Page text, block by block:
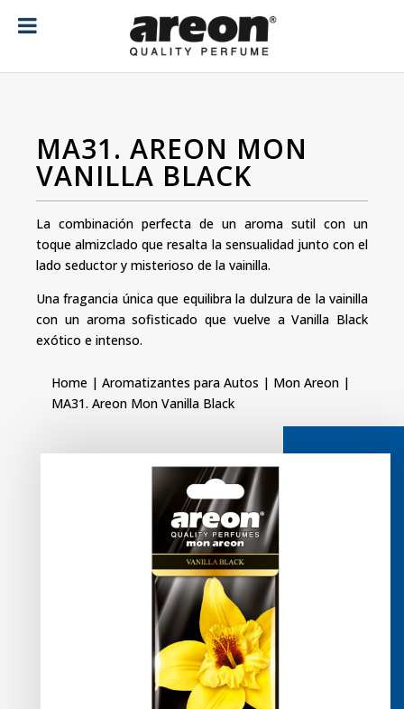
MA31. AREON MON
VANILLA BLACK
La combinación perfecta de un aroma sutil con un
toque almizclado que resalta la sensualidad junto con el
lado seductor y misterioso de la vainilla.
Una fragancia única que equilibra la dulzura de la vainilla
con un aroma sofisticado que vuelve a Vanilla Black
exótico e intenso.
Home | Aromatizantes para Autos | Mon Areon |
MA31. Areon Mon Vanilla Black